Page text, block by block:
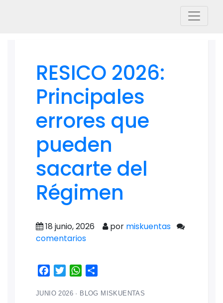
RESICO 2026:
Principales
errores que
pueden
sacarte del
Régimen
18 junio, 2026 por miskuentas
comentarios
Facebook
TwitterWhatsApp
JUNIO 2026 · BLOG MISKUENTAS